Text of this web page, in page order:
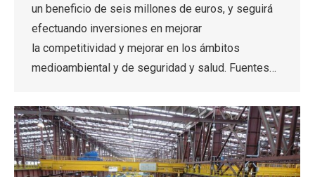
un beneficio de seis millones de euros, y seguirá
efectuando inversiones en mejorar
la competitividad y mejorar en los ámbitos
medioambiental y de seguridad y salud. Fuentes…